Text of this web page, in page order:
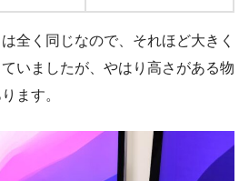
全く同じなので、それほど大きく
いましたが、やはり高さがある物
ます。